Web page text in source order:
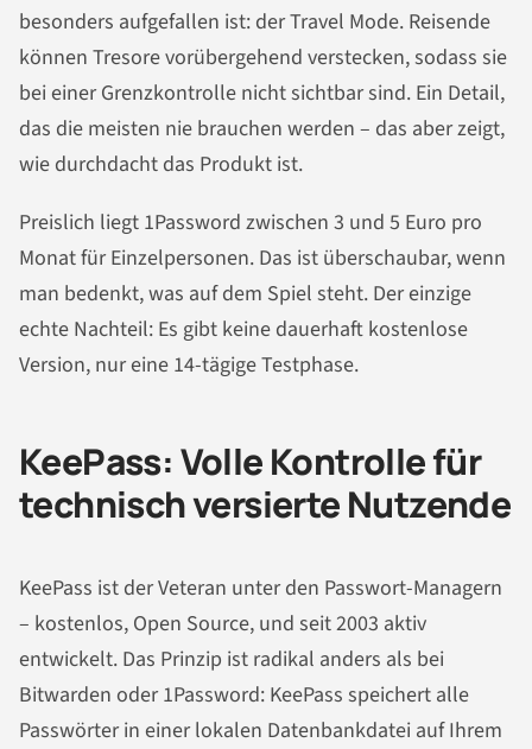
besonders aufgefallen ist: der Travel Mode. Reisende
können Tresore vorübergehend verstecken, sodass sie
bei einer Grenzkontrolle nicht sichtbar sind. Ein Detail,
das die meisten nie brauchen werden – das aber zeigt,
wie durchdacht das Produkt ist.
Preislich liegt 1Password zwischen 3 und 5 Euro pro
Monat für Einzelpersonen. Das ist überschaubar, wenn
man bedenkt, was auf dem Spiel steht. Der einzige
echte Nachteil: Es gibt keine dauerhaft kostenlose
Version, nur eine 14-tägige Testphase.
KeePass: Volle Kontrolle für
technisch versierte Nutzende
KeePass ist der Veteran unter den Passwort-Managern
– kostenlos, Open Source, und seit 2003 aktiv
entwickelt. Das Prinzip ist radikal anders als bei
Bitwarden oder 1Password: KeePass speichert alle
Passwörter in einer lokalen Datenbankdatei auf Ihrem